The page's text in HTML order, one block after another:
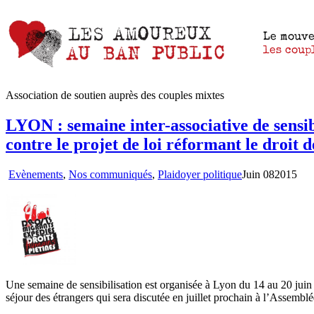
Association de soutien auprès des couples mixtes
LYON : semaine inter-associative de
contre le projet de loi réformant le droit
Evènements, Nos communiqués, Plaidoyer politiqueJuin 082015
Une semaine de sensibilisation est organisée à Lyon du 14 au 20
séjour des étrangers qui sera discutée en juillet prochain à